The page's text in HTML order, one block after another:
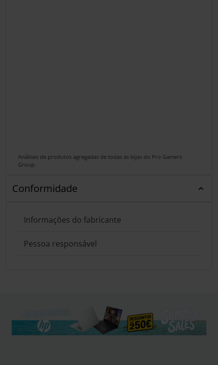
Análises de produtos agregadas de todas as lojas do Pro Gamers
Group.
Conformidade
Informações do fabricante
Pessoa responsável